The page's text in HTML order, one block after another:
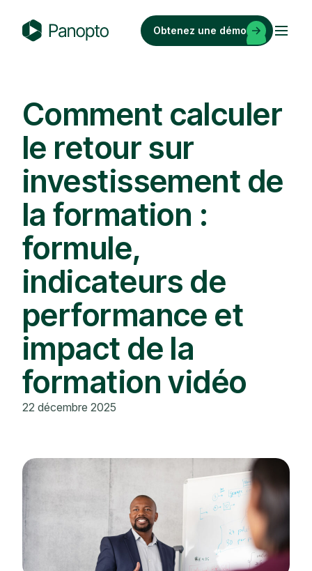
o
p
t
Obtenez une démo
Comment calculer
le retour sur
investissement de
la formation :
formule,
indicateurs de
performance et
impact de la
formation vidéo
22 décembre 2025